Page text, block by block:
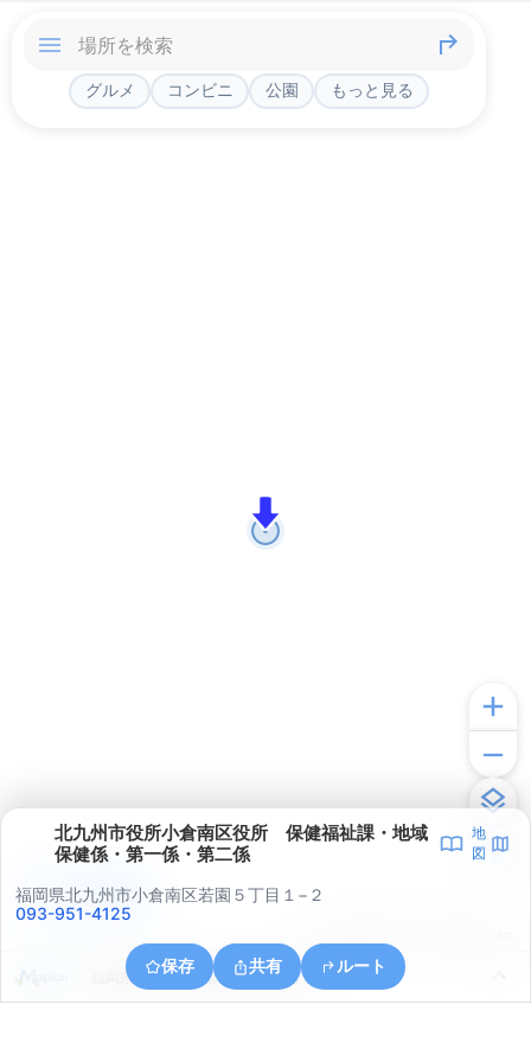
グルメ コンビニ 公園 もっと見る
北九州市役所小倉南区役所 保健福祉課・地域
保健係・第一係・第二係
地
図
福岡県北九州市小倉南区若園５丁目１−２
093-951-4125
保存 共有 ルート
福岡県北九州市小倉南区葛原５丁目４
アプリで見る